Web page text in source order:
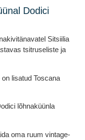
Dodici
Sitsiilia
tsitruseliste ja
lisatud Toscana
lõhnaküünla
oma ruum vintage-